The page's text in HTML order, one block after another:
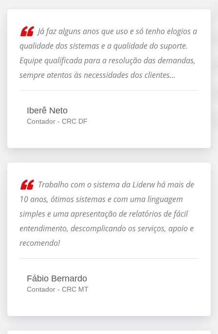
Já faz alguns anos que uso e só tenho elogios a
qualidade dos sistemas e a qualidade do suporte.
Equipe qualificada para a resolução das demandas,
sempre atentos às necessidades dos clientes...
Iberê Neto
Contador - CRC DF
Trabalho com o sistema da Liderw há mais de
10 anos, ótimos sistemas e com uma linguagem
simples e uma apresentação de relatórios de fácil
entendimento, descomplicando os serviços, apoio e
recomendo!
Fábio Bernardo
Contador - CRC MT